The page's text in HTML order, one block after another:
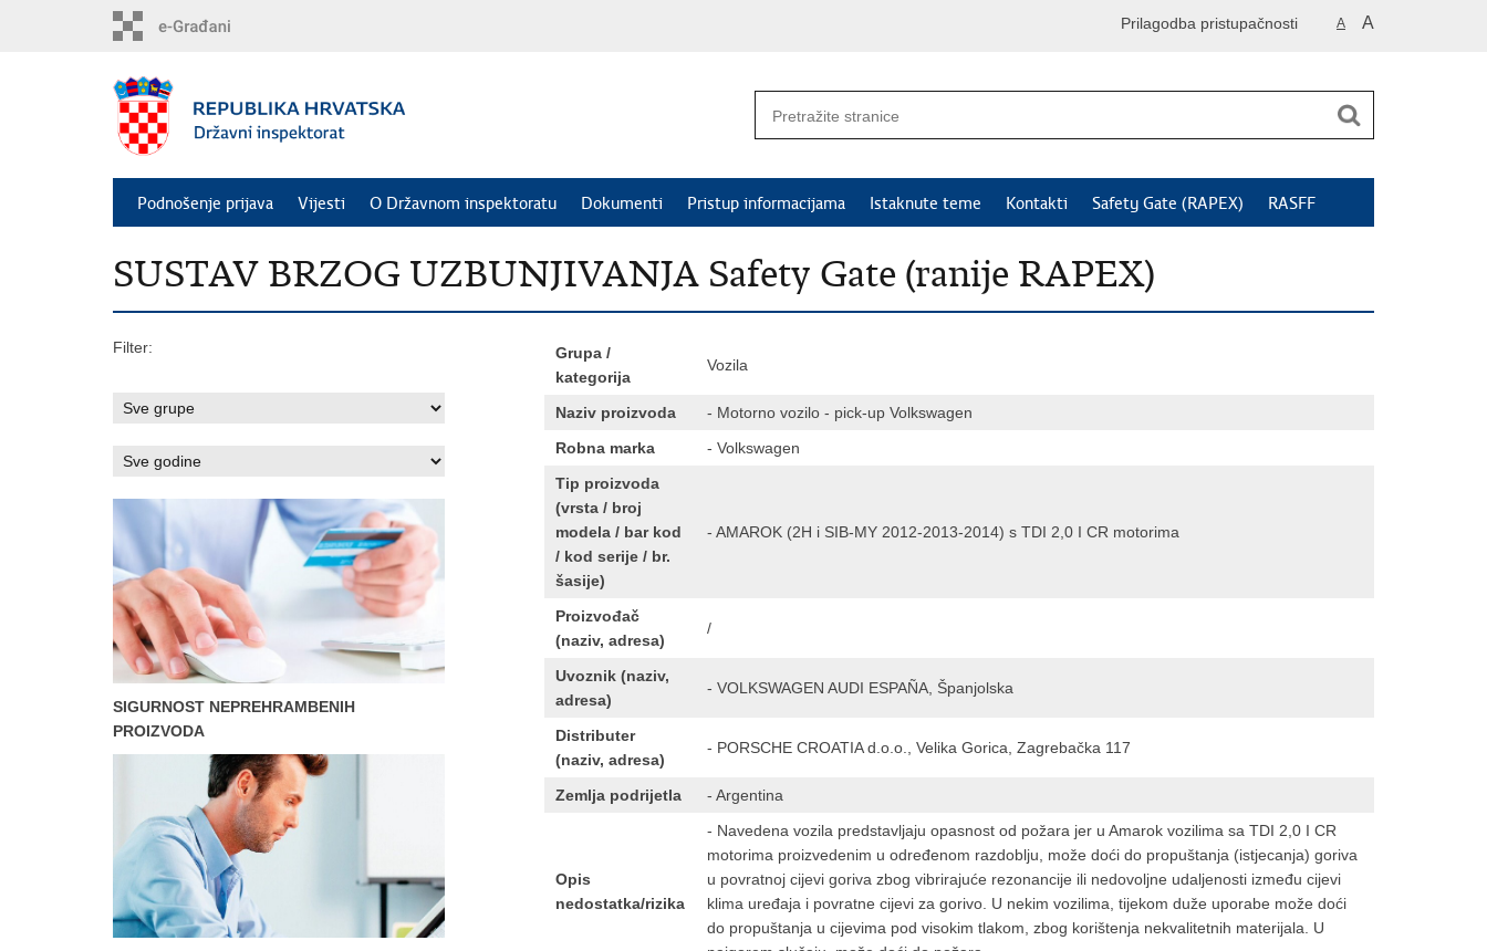
A A
Prilagodba pristupačnosti
Podnošenje prijava Vijesti O Državnom inspektoratu Dokumenti Pristup informacijama Istaknute teme Kontakti Safety Gate (RAPEX) RASFF
SUSTAV BRZOG UZBUNJIVANJA Safety Gate (ranije RAPEX)
Filter:
SIGURNOST NEPREHRAMBENIH
PROIZVODA
Grupa /
kategorija
Vozila
Naziv proizvoda
- Motorno vozilo - pick-up Volkswagen
Robna marka
- Volkswagen
Tip proizvoda
(vrsta / broj
modela / bar kod
/ kod serije / br.
šasije)
- AMAROK (2H i SIB-MY 2012-2013-2014) s TDI 2,0 I CR motorima
Proizvođač
(naziv, adresa)
/
Uvoznik (naziv,
adresa)
- VOLKSWAGEN AUDI ESPAÑA, Španjolska
Distributer
(naziv, adresa)
- PORSCHE CROATIA d.o.o., Velika Gorica, Zagrebačka 117
Zemlja podrijetla - Argentina
Opis
nedostatka/rizika
- Navedena vozila predstavljaju opasnost od požara jer u Amarok vozilima sa TDI 2,0 I CR
motorima proizvedenim u određenom razdoblju, može doći do propuštanja (istjecanja) goriva
u povratnoj cijevi goriva zbog vibrirajuće rezonancije ili nedovoljne udaljenosti između cijevi
klima uređaja i povratne cijevi za gorivo. U nekim vozilima, tijekom duže uporabe može doći
do propuštanja u cijevima pod visokim tlakom, zbog korištenja nekvalitetnih materijala. U